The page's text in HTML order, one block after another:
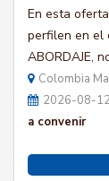
En esta
perfilen en el
ABORDAJE,
Colombia
2026-08-
a convenir